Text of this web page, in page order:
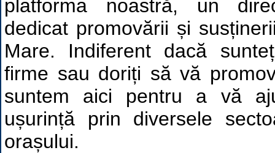
platforma noastră, un
dedicat promovării și
Mare. Indiferent dacă
firme sau doriți să vă
suntem aici pentru a vă
ușurință prin diversele
orașului.